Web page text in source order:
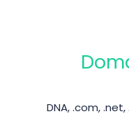
DNA, .com,